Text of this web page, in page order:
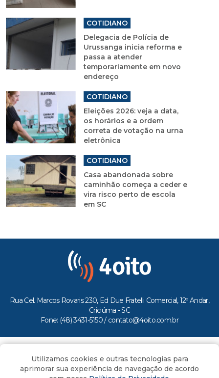
COTIDIANO
Delegacia de Polícia de
Urussanga inicia reforma e
passa a atender
temporariamente em novo
endereço
COTIDIANO
Eleições 2026: veja a data,
os horários e a ordem
correta de votação na urna
eletrônica
COTIDIANO
Casa abandonada sobre
caminhão começa a ceder e
vira risco perto de escola
em SC
Rua Cel. Marcos Rovaris 230, Ed Due Fratelli Comercial, 12º Andar,
Criciúma - SC
Fone: (48) 3431-5150 / contato@4oito.com.br
Todos os direitos reservados ao Portal 4oito
Utilizamos cookies e outras tecnologias para
aprimorar sua experiência de navegação de acordo